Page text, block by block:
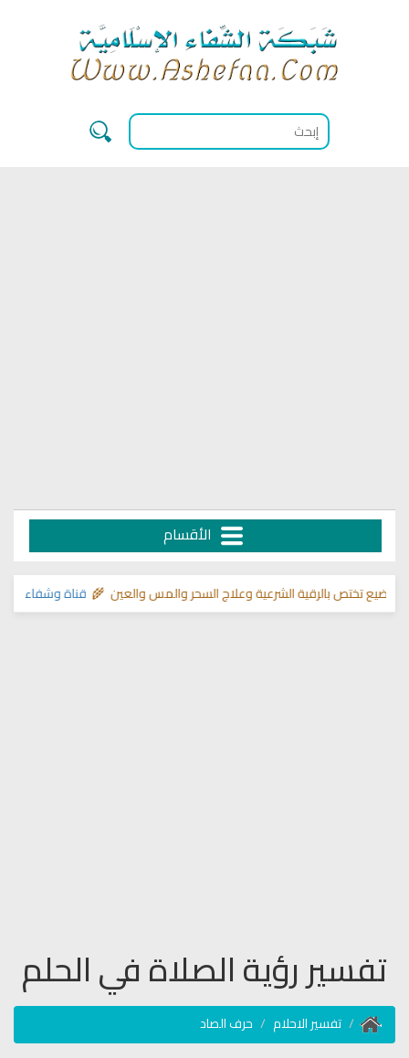
الأقسام
قناة وشفاء لما في الصدوربالرقية الشرعية وعلاج السحر والمس والعين 🌾
تفسير رؤية الصلاة في الحلم
تفسير الاحلام حرف الصاد